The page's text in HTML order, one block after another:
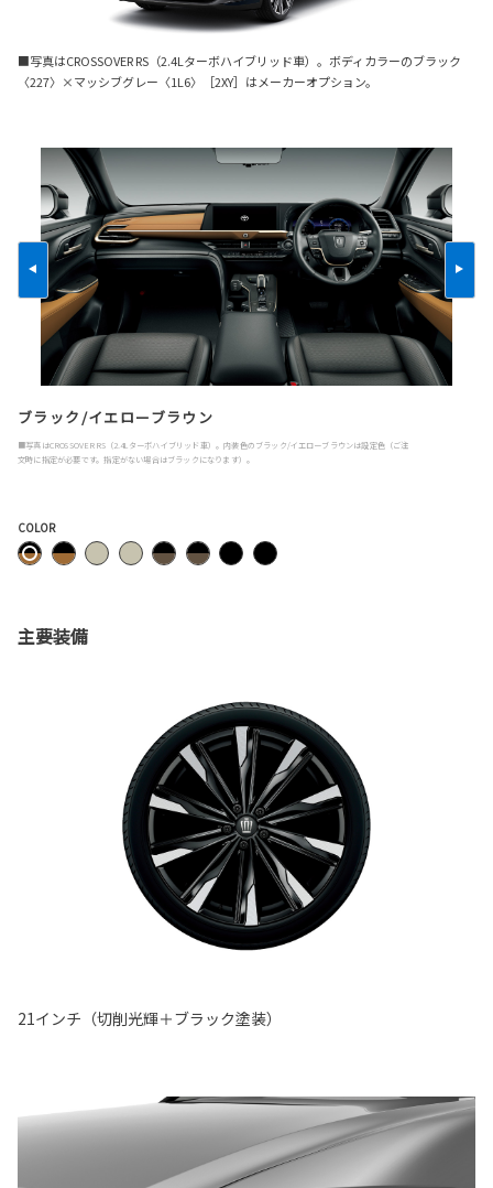
■写真はCROSSOVER RS（2.4Lターボハイブリッド車）。ボディカラーのブラック
〈227〉×マッシブグレー〈1L6〉［2XY］はメーカーオプション。
ブラック/イエローブラウン
■写真はCROSSOVER RS（2.4Lターボハイブリッド車）。内装色のブラック/イエローブラウンは設定色（ご注
文時に指定が必要です。指定がない場合はブラックになります）。
COLOR
主要装備
21インチ（切削光輝＋ブラック塗装）